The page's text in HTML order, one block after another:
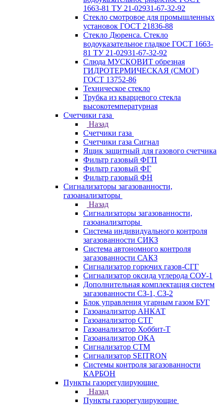
1663-81 ТУ 21-02931-67-32-92
Стекло смотровое для промышленных
установок ГОСТ 21836-88
Стекло Дюренса. Стекло
водоуказательное гладкое ГОСТ 1663-
81 ТУ 21-02931-67-32-92
Слюда МУСКОВИТ обрезная
ГИДРОТЕРМИЧЕСКАЯ (СМОГ)
ГОСТ 13752-86
Техническое стекло
Трубка из кварцевого стекла
высокотемпературная
Счетчики газа
Назад
Счетчики газа
Счетчики газа Сигнал
Ящик защитный для газового счетчика
Фильтр газовый ФГП
Фильтр газовый ФГ
Фильтр газовый ФН
Сигнализаторы загазованности,
газоанализаторы
Назад
Сигнализаторы загазованности,
газоанализаторы
Система индивидуального контроля
загазованности СИКЗ
Система автономного контроля
загазованности САКЗ
Сигнализатор горючих газов-СГГ
Сигнализатор оксида углерода СОУ-1
Дополнительная комплектация систем
загазованности СЗ-1, СЗ-2
Блок управления угарным газом БУГ
Газоанализатор АНКАТ
Газоанализатор СТГ
Газоанализатор Хоббит-Т
Газоанализатор ОКА
Сигнализатор СТМ
Сигнализатор SEITRON
Системы контроля загазованности
КАРБОН
Пункты газорегулирующие
Назад
Пункты газорегулирующие